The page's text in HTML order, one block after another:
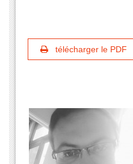
télécharger le PDF